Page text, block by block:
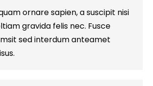
ornare sapien, a suscipit nisi
gravida felis nec. Fusce
sed interdum anteamet